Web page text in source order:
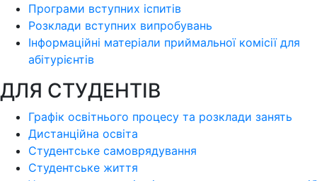
Програми вступних іспитів
Розклади вступних випробувань
Інформаційні матеріали приймальної комісії для
абітурієнтів
ДЛЯ СТУДЕНТІВ
Графік освітнього процесу та розклади занять
Дистанційна освіта
Студентське самоврядування
Студентське життя